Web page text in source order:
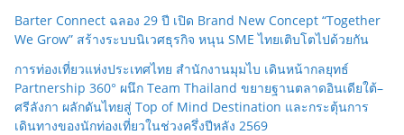
Barter Connect ฉลอง 29 ปี เปิด Brand New Concept “Together
We Grow” สร้างระบบนิเวศธุรกิจ หนุน SME ไทยเติบโตไปด้วยกัน
การท่องเที่ยวแห่งประเทศไทย สำนักงานมุมไบ เดินหน้ากลยุทธ์
Partnership 360° ผนึก Team Thailand ขยายฐานตลาดอินเดียใต้–
ศรีลังกา ผลักดันไทยสู่ Top of Mind Destination และกระตุ้นการ
เดินทางของนักท่องเที่ยวในช่วงครึ่งปีหลัง 2569